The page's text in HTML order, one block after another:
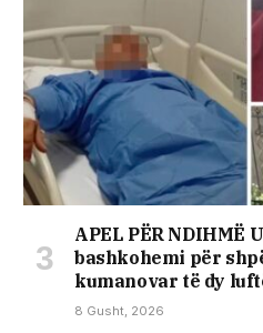
APEL PËR NDIHMË
bashkohemi për
kumanovar të dy
8 Gusht, 2026